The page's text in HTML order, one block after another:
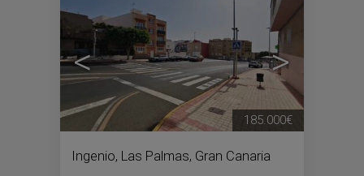
< >
Ingenio, Las Palmas, Gran Canaria
185.000€